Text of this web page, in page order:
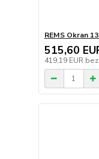
REMS Okran
515,60
419,19 EUR